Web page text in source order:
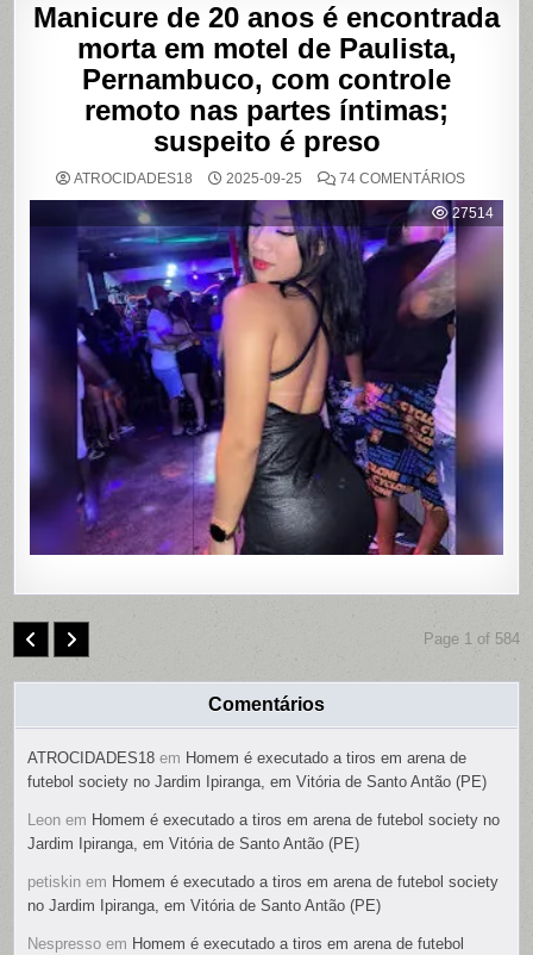
Manicure de 20 anos é encontrada
morta em motel de Paulista,
Pernambuco, com controle
remoto nas partes íntimas;
suspeito é preso
ATROCIDADES18 2025-09-25 74 COMENTÁRIOSEM
DE
20
ANOS
EM
MOTEL
COM
REMOTO
PARTES
É
27514
Page 1 of 584
Comentários
ATROCIDADES18 em Homem é executado a tiros em arena de
futebol society no Jardim Ipiranga, em Vitória de Santo Antão (PE)
Leon em Homem é executado a tiros em arena de futebol society no
Jardim Ipiranga, em Vitória de Santo Antão (PE)
petiskin em Homem é executado a tiros em arena de futebol society
no Jardim Ipiranga, em Vitória de Santo Antão (PE)
Nespresso em Homem é executado a tiros em arena de futebol